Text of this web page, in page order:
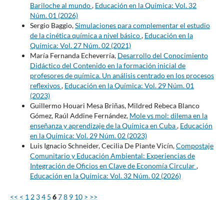
Bariloche al mundo, Educación en la Química: Vol. 32
Núm. 01 (2026)
Sergio Baggio,Simulaciones para complementar el estudio
de la cinética química a nivel básico, Educación en la
Química: Vol. 27 Núm. 02 (2021)
María Fernanda Echeverría, Desarrollo del Conocimiento
Didáctico del Contenido en la formación inicial de
profesores de química. Un análisis centrado en los procesos
reflexivos, Educación en la Química: Vol. 29 Núm. 01
(2023)
Guillermo Houari Mesa Briñas, Mildred Rebeca Blanco
Gómez, Raúl Addine Fernández, Mole vs mol: dilema en la
enseñanza y aprendizaje de la Química en Cuba, Educación
en la Química: Vol. 29 Núm. 02 (2023)
Luis Ignacio Schneider, Cecilia De Piante Vicín,Compostaje
Comunitario y Educación Ambiental: Experiencias de
Integración de Oficios en Clave de Economía Circular,
Educación en la Química: Vol. 32 Núm. 02 (2026)
<< < 1 2 34 5 678 9 10 > >>